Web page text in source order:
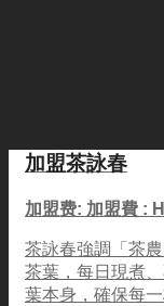
加盟茶詠春
加盟费: 加盟費 :
茶詠春強調「茶
茶葉，每日現煮
葉本身，確保每